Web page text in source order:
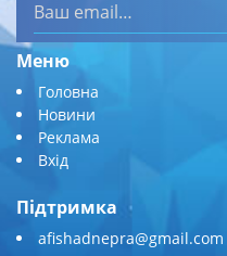
Меню
Головна
Новини
Реклама
Вхід
Підтримка
afishadnepra@gmail.com